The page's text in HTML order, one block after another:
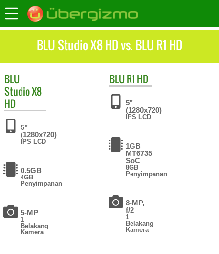
BLU Studio X8 HD vs. BLU R1 HD
BLU
Studio X8
HD
5"
(1280x720)
IPS LCD
0.5GB
4GB
Penyimpanan
5-MP
1
Belakang
Kamera
BLUR1 HD
5"
(1280x720)
IPS LCD
1GB
MT6735
SoC
8GB
Penyimpanan
8-MP,
f/2
1
Belakang
Kamera